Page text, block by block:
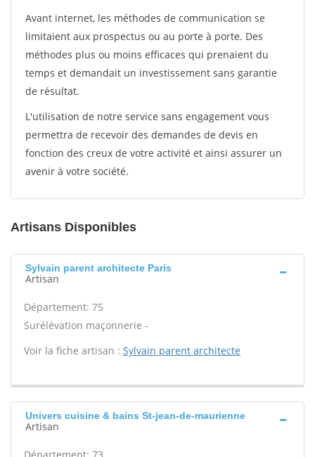
Avant internet, les méthodes de communication se
limitaient aux prospectus ou au porte à porte. Des
méthodes plus ou moins efficaces qui prenaient du
temps et demandait un investissement sans garantie
de résultat.
L'utilisation de notre service sans engagement vous
permettra de recevoir des demandes de devis en
fonction des creux de votre activité et ainsi assurer un
avenir à votre société.
Artisans Disponibles
Sylvain parent architecte Paris
Artisan
Département: 75
Surélévation maçonnerie -
Voir la fiche artisan : Sylvain parent architecte
Univers cuisine & bains St-jean-de-maurienne
Artisan